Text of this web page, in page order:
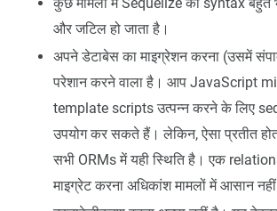
और जटिल हो जाता है।
अपने डेटाबेस का माइग्रेशन करना (उसमें
परेशान करने वाला है। आप JavaScript
template scripts उत्पन्न करने के लिए
उपयोग कर सकते हैं। लेकिन, ऐसा प्रतीत
सभी ORMs में यही स्थिति है। एक
माइग्रेट करना अधिकांश मामलों में आसान नहीं